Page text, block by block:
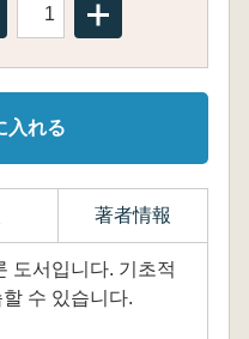
入れる
著者情報
도서입니다. 기초적
수 있습니다.